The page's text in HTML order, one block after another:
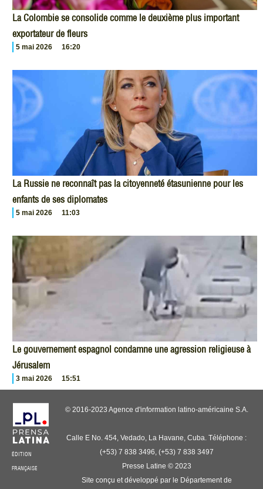
La Colombie se consolide comme le deuxième plus important
exportateur de fleurs
5 mai 2026 16:20
La Russie ne reconnaît pas la citoyenneté étasunienne pour les
enfants de ses diplomates
5 mai 2026 11:03
Le gouvernement espagnol condamne une agression religieuse à
Jérusalem
3 mai 2026 15:51
ÉDITION
FRANÇAISE
© 2016-2023 Agence d'information latino-américaine S.A.
Calle E No. 454, Vedado, La Havane, Cuba. Téléphone :
(+53) 7 838 3496, (+53) 7 838 3497
Presse Latine © 2023
Site conçu et développé par le Département de